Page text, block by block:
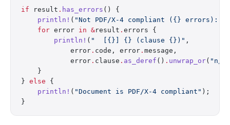
if result . has_errors () {
    println!
( "Not PDF/X-4 compliant ({} errors):"
    for
error in &result . errors {
        println!
( "  [{}] {} (clause {})" ,
            error
. code, error . message,
            error
. clause . as_deref () . unwrap_or( "n/a"
    }
} else {
    println!
( "Document is PDF/X-4 compliant" );
}